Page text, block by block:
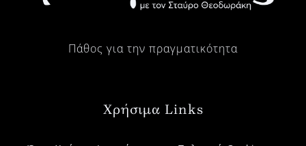
Πάθος για την πραγματικότητα
Χρήσιμα Links